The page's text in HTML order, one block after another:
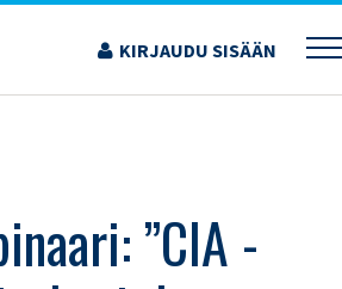
KIRJAUDU SISÄÄN
”CIA -SISÄISEN TARKASTUKSEN
”CIA -